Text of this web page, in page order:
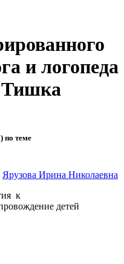
и логопеда
по теме
Ярузова Ирина Николаевна
к
детей